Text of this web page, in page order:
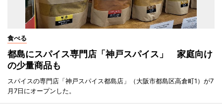
食べる
都島にスパイス専門店「神戸スパイス」 家庭向け
の少量商品も
スパイスの専門店「神戸スパイス都島店」（大阪市都島区高倉町1）が7
月7日にオープンした。